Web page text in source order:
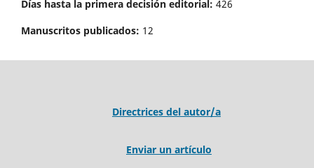
Días hasta la primera decisión editorial: 426
Manuscritos publicados: 12
Directrices del autor/a
Enviar un artículo